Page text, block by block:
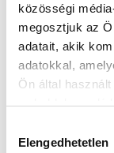
közösségi
megosztjuk az
adatait, akik
adatokkal,
Ön által
weboldalon való
kiválasztása
Elengedhetetlen
BUDAPEST
2024-05-04
Képekben a